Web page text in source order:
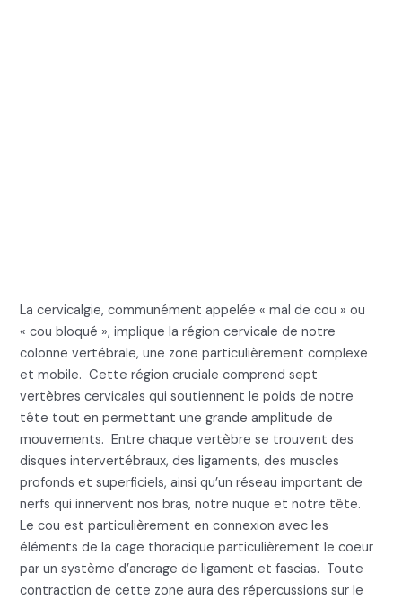
La cervicalgie, communément appelée « mal de cou » ou
« cou bloqué », implique la région cervicale de notre
colonne vertébrale, une zone particulièrement complexe
et mobile. Cette région cruciale comprend sept
vertèbres cervicales qui soutiennent le poids de notre
tête tout en permettant une grande amplitude de
mouvements. Entre chaque vertèbre se trouvent des
disques intervertébraux, des ligaments, des muscles
profonds et superficiels, ainsi qu’un réseau important de
nerfs qui innervent nos bras, notre nuque et notre tête.
Le cou est particulièrement en connexion avec les
éléments de la cage thoracique particulièrement le coeur
par un système d’ancrage de ligament et fascias. Toute
contraction de cette zone aura des répercussions sur le